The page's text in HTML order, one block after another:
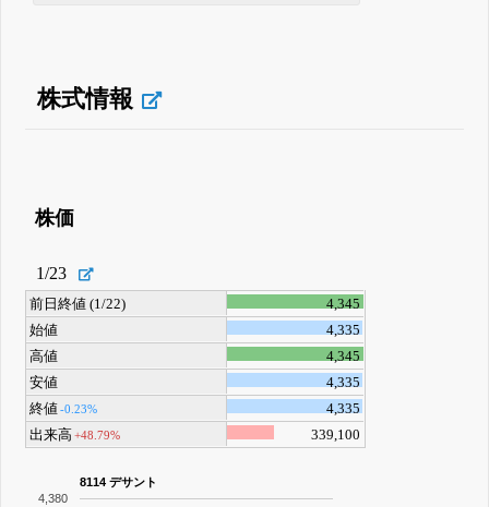
株式情報
株価
1/23
前日終値 (1/22)
4,345
始値
4,335
高値
4,345
安値
4,335
終値-0.23%
4,335
出来高 +48.79% 339,100
8114 デサント
4,380